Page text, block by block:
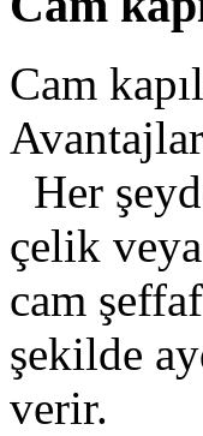
Cam
Her
çelik
cam
şekilde
verir.